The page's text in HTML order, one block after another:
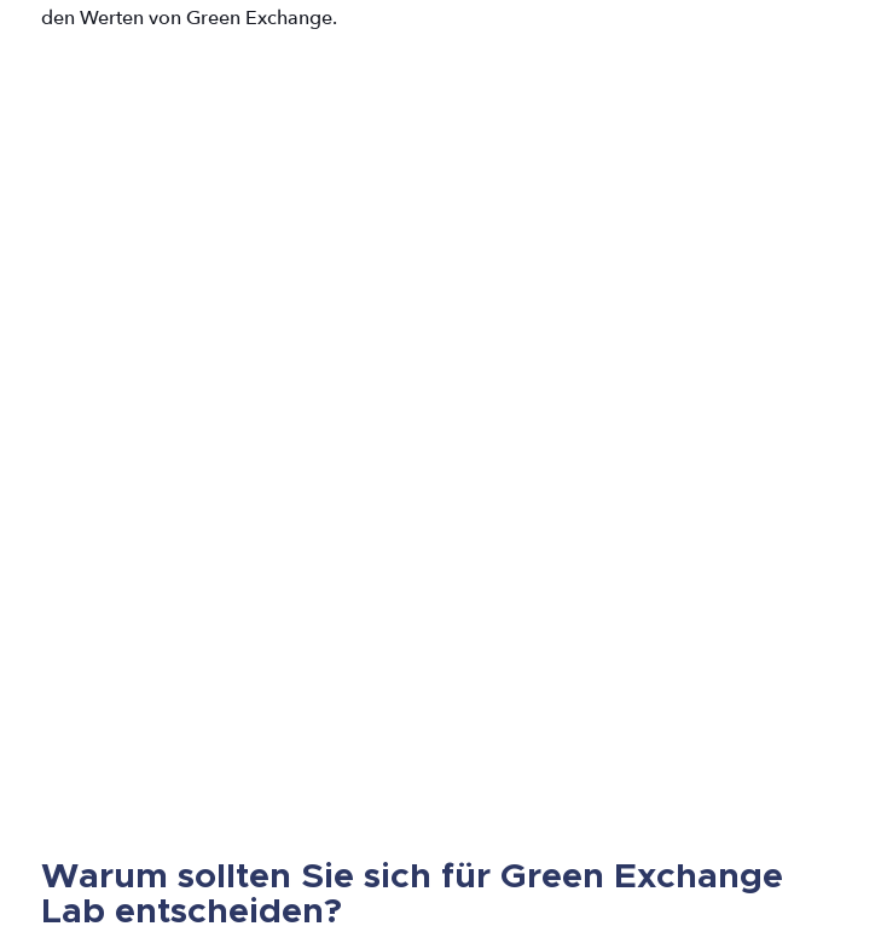
den Werten von Green Exchange.
Warum sollten Sie sich für Green Exchange
Lab entscheiden?